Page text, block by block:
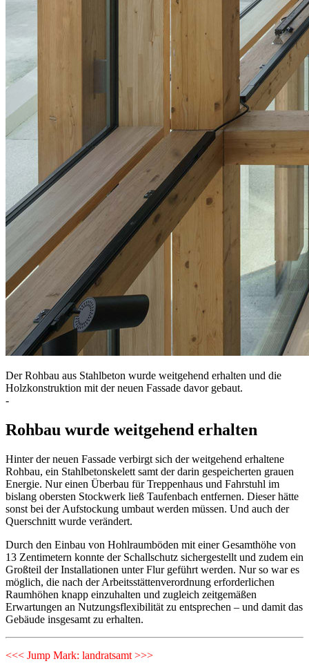
Der Rohbau aus Stahlbeton wurde weitgehend erhalten und die
Holzkonstruktion mit der neuen Fassade davor gebaut.
-
Rohbau wurde weitgehend erhalten
Hinter der neuen Fassade verbirgt sich der weitgehend erhaltene
Rohbau, ein Stahlbetonskelett samt der darin gespeicherten grauen
Energie. Nur einen Überbau für Treppenhaus und Fahrstuhl im
bislang obersten Stockwerk ließ Taufenbach entfernen. Dieser hätte
sonst bei der Aufstockung umbaut werden müssen. Und auch der
Querschnitt wurde verändert.
Durch den Einbau von Hohlraumböden mit einer Gesamthöhe von
13 Zentimetern konnte der Schallschutz sichergestellt und zudem ein
Großteil der Installationen unter Flur geführt werden. Nur so war es
möglich, die nach der Arbeitsstättenverordnung erforderlichen
Raumhöhen knapp einzuhalten und zugleich zeitgemäßen
Erwartungen an Nutzungsflexibilität zu entsprechen – und damit das
Gebäude insgesamt zu erhalten.
<<< Jump Mark: landratsamt >>>